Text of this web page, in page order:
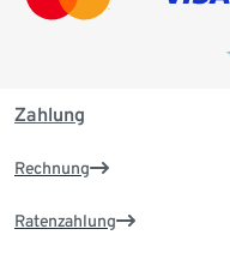
Zahlung
Rechnung
Ratenzahlung